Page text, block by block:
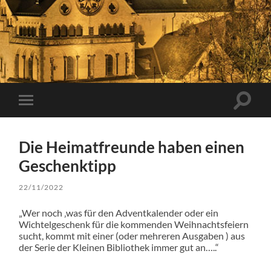
Mobile-
Menü
Die Heimatfreunde haben einen
Geschenktipp
22/11/2022
„Wer noch ‚was für den Adventkalender oder ein
Wichtelgeschenk für die kommenden Weihnachtsfeiern
sucht, kommt mit einer (oder mehreren Ausgaben ) aus
der Serie der Kleinen Bibliothek immer gut an…..“